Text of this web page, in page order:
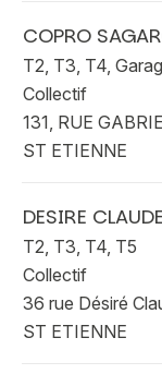
COPRO
T2, T3, T4,
Collectif
131, RUE
ST ETIENNE
DESIRE CLAUDE
T2, T3, T4, T5
Collectif
36 rue Désiré
ST ETIENNE